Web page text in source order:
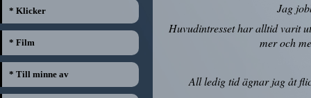
* Klicker
* Film
* Till minne av
Jag
Huvudintresset har alltid varit
mer och
All ledig tid ägnar jag åt